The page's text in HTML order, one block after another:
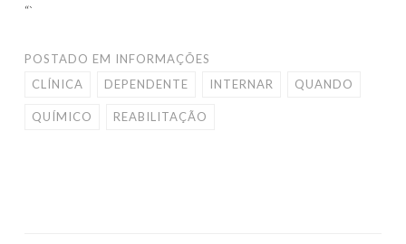
“`
POSTADO EM INFORMAÇÕES
CLÍNICA
DEPENDENTE INTERNAR QUANDO
QUÍMICO REABILITAÇÃO